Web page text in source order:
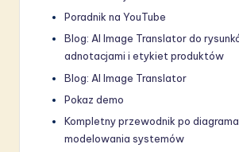
Poradnik na YouTube
Blog: AI Image Translator do
adnotacjami i etykiet produktów
Blog: AI Image Translator
Pokaz demo
Kompletny przewodnik po
modelowania systemów